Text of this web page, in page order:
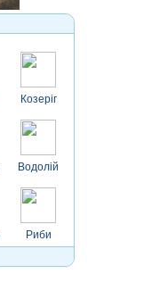
Козеріг
Водолій
Риби